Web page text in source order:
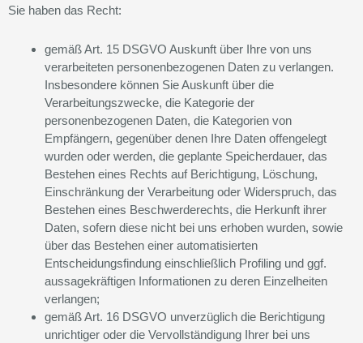
Sie haben das Recht:
gemäß Art. 15 DSGVO Auskunft über Ihre von uns
verarbeiteten personenbezogenen Daten zu verlangen.
Insbesondere können Sie Auskunft über die
Verarbeitungszwecke, die Kategorie der
personenbezogenen Daten, die Kategorien von
Empfängern, gegenüber denen Ihre Daten offengelegt
wurden oder werden, die geplante Speicherdauer, das
Bestehen eines Rechts auf Berichtigung, Löschung,
Einschränkung der Verarbeitung oder Widerspruch, das
Bestehen eines Beschwerderechts, die Herkunft ihrer
Daten, sofern diese nicht bei uns erhoben wurden, sowie
über das Bestehen einer automatisierten
Entscheidungsfindung einschließlich Profiling und ggf.
aussagekräftigen Informationen zu deren Einzelheiten
verlangen;
gemäß Art. 16 DSGVO unverzüglich die Berichtigung
unrichtiger oder die Vervollständigung Ihrer bei uns